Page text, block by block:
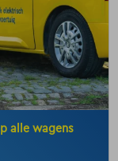
alle wagens